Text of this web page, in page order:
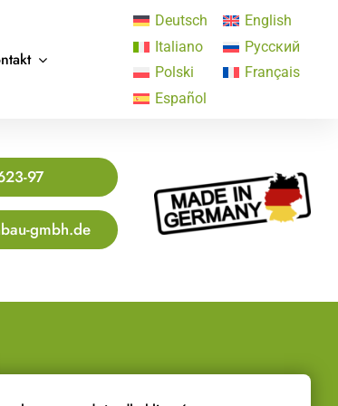
Deutsch
English
Italiano
Русский
Polski
Français
Español
97
gmbh.de